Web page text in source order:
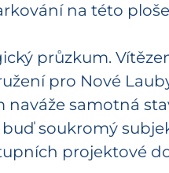
na této
průzkum.
pro Nové
samotná
soukromý
projektové